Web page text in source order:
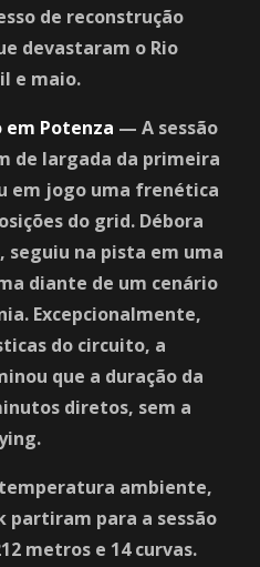
de reconstrução
devastaram o Rio
e maio.
em Potenza — A sessão
de largada da primeira
em jogo uma frenética
do grid. Débora
seguiu na pista em uma
diante de um cenário
Excepcionalmente,
do circuito, a
que a duração da
diretos, sem a
temperatura ambiente,
partiram para a sessão
metros e 14 curvas.